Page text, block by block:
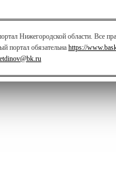
Нижегородской области. Все
портал обязательна https://